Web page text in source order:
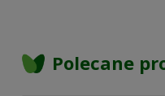
Polecane